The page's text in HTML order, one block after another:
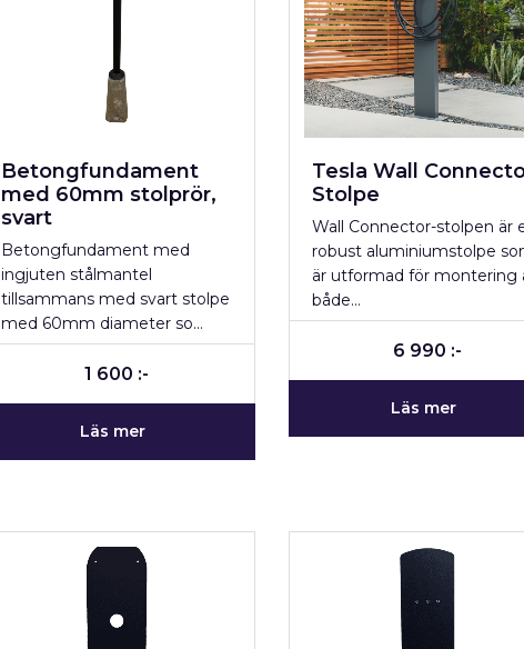
Betongfundament
med 60mm stolprör,
svart
Betongfundament med
ingjuten stålmantel
tillsammans med svart stolpe
med 60mm diameter so…
1 600 :-
Läs mer
Tesla Wall
Stolpe
Wall Connector-stolpen är
robust aluminiumstolpe
är utformad för montering
både…
6 990 :-
Läs mer